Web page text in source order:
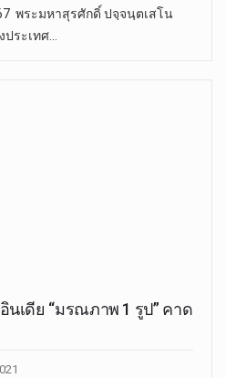
พระมหาสุรศักดิ์ ปจฺจนฺตเสโน
ระเทศ…
นเดีย “มรณภาพ 1 รูป” คาด